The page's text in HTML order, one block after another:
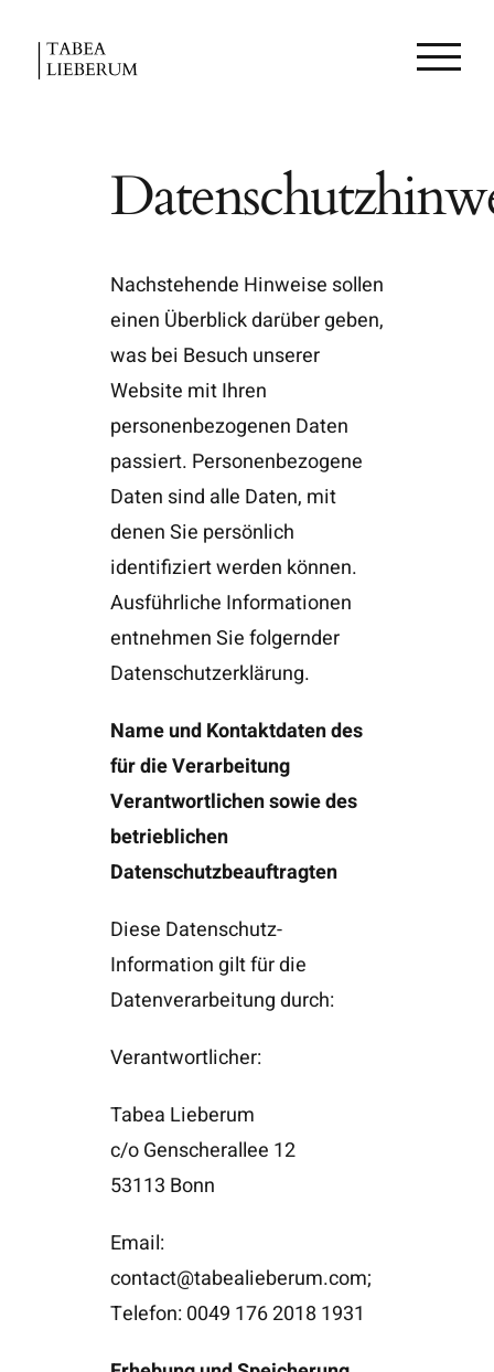
content
Nachstehende Hinweise sollen
einen Überblick darüber geben,
was bei Besuch unserer
Website mit Ihren
personenbezogenen Daten
passiert. Personenbezogene
Daten sind alle Daten, mit
denen Sie persönlich
identifiziert werden können.
Ausführliche Informationen
entnehmen Sie folgernder
Datenschutzerklärung.
Name und Kontaktdaten des
für die Verarbeitung
Verantwortlichen sowie des
betrieblichen
Datenschutzbeauftragten
Diese Datenschutz-
Information gilt für die
Datenverarbeitung durch:
Verantwortlicher:
Tabea Lieberum
c/o Genscherallee 12
53113 Bonn
Email:
contact@tabealieberum.com;
Telefon: 0049 176 2018 1931